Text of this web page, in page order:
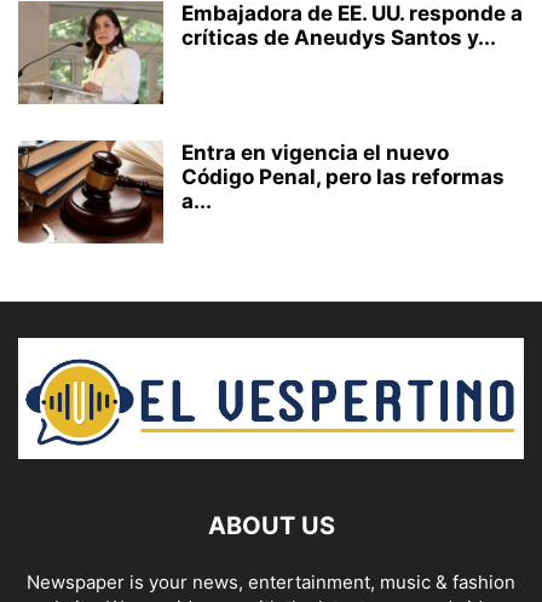
Embajadora de EE. UU. responde a
críticas de Aneudys Santos y...
Entra en vigencia el nuevo
Código Penal, pero las reformas
a...
ABOUT US
Newspaper is your news, entertainment, music & fashion